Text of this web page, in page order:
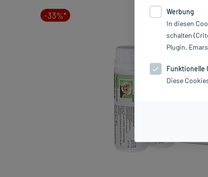
-33%*
Werbung
In diesen
schalten
Plugin,
Funktionelle
Diese